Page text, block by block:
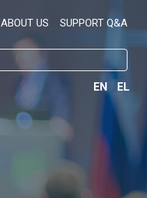
ABOUT US SUPPORT Q&A
EN EL